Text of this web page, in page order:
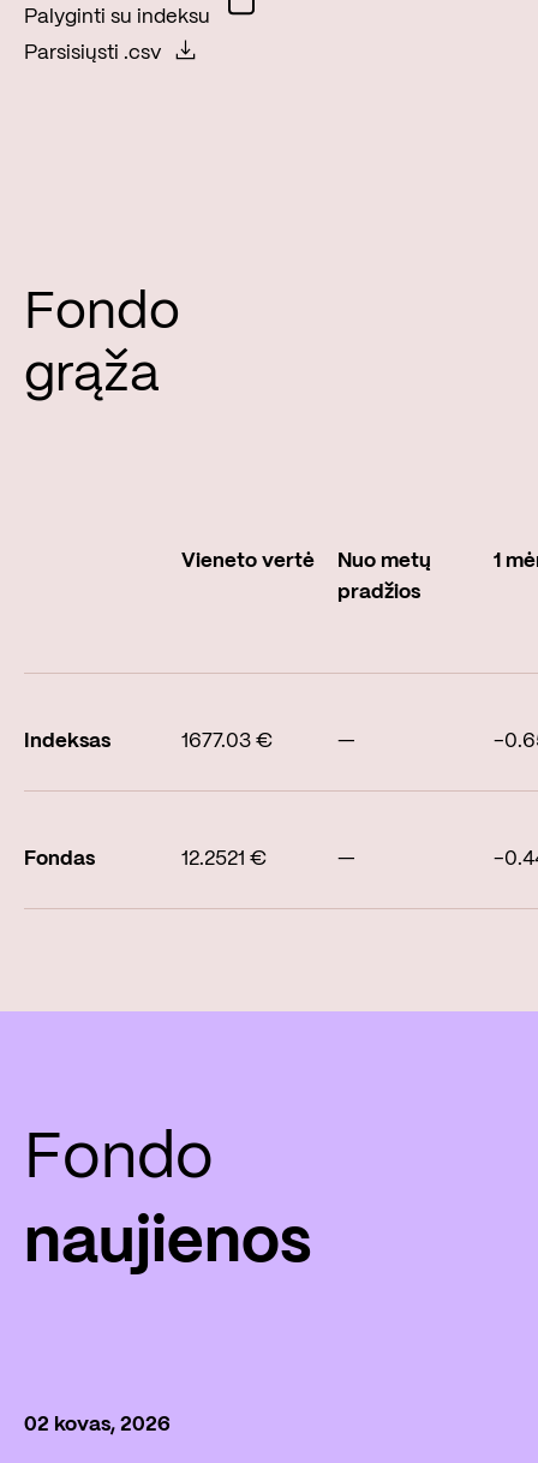
Palyginti su indeksu
Parsisiųsti .csv
Fondo
grąža
Vieneto vertė
Nuo metų
pradžios
1
Indeksas 1677.03 € — -
Fondas 12.2521 € — -
Fondo
naujienos
02 kovas, 2026